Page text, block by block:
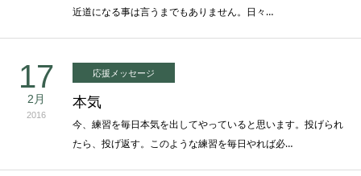
近道になる事は言うまでもありません。日々…
17
2月
2016
応援メッセージ
本気
今、練習を毎日本気を出してやっていると思います。投げられ
たら、投げ返す。このような練習を毎日やれば必…